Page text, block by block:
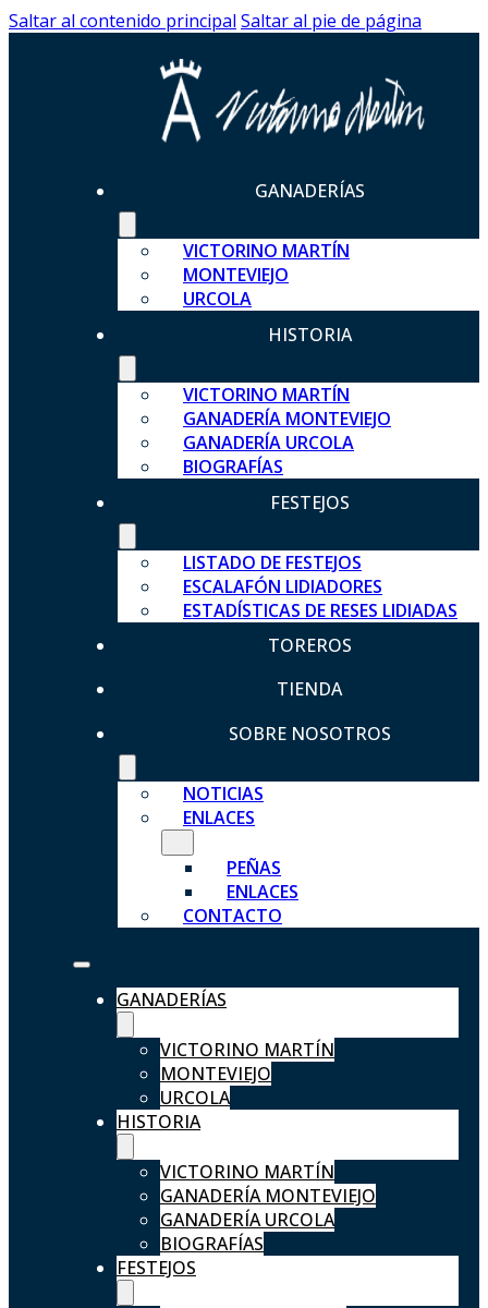
Saltar al contenido principal Saltar al pie de página
GANADERÍAS
VICTORINO MARTÍN
MONTEVIEJO
URCOLA
HISTORIA
VICTORINO MARTÍN
GANADERÍA MONTEVIEJO
GANADERÍA URCOLA
BIOGRAFÍAS
FESTEJOS
LISTADO DE FESTEJOS
ESCALAFÓN LIDIADORES
ESTADÍSTICAS DE RESES LIDIADAS
TOREROS
TIENDA
SOBRE NOSOTROS
NOTICIAS
ENLACES
PEÑAS
ENLACES
CONTACTO
GANADERÍAS
VICTORINO MARTÍN
MONTEVIEJO
URCOLA
HISTORIA
VICTORINO MARTÍN
GANADERÍA MONTEVIEJO
GANADERÍA URCOLA
BIOGRAFÍAS
FESTEJOS